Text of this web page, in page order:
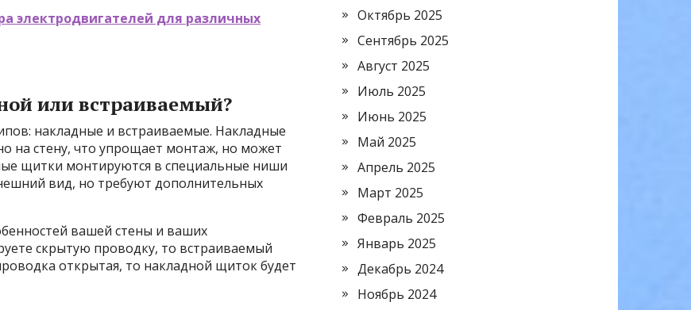
электродвигателей для различных
или встраиваемый?
накладные и встраиваемые. Накладные
на стену, что упрощает монтаж, но может
щитки монтируются в специальные ниши
вид, но требуют дополнительных
вашей стены и ваших
скрытую проводку, то встраиваемый
открытая, то накладной щиток будет
Октябрь 2025
Сентябрь 2025
Август 2025
Июль 2025
Июнь 2025
Май 2025
Апрель 2025
Март 2025
Февраль 2025
Январь 2025
Декабрь 2024
Ноябрь 2024